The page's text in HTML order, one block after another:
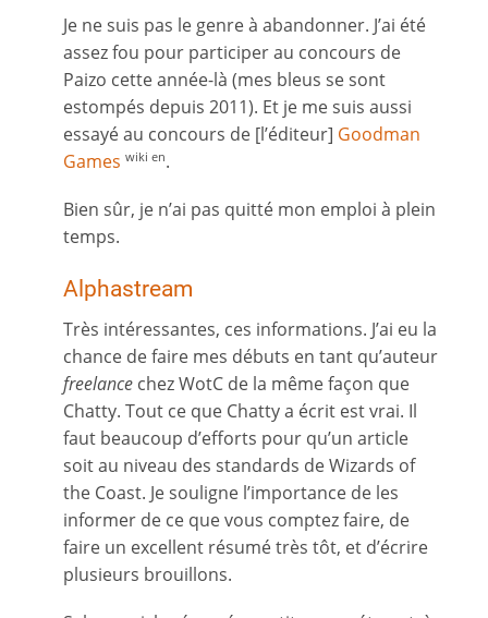
Je ne suis pas le genre à abandonner. J’ai été
assez fou pour participer au concours de
Paizo cette année-là (mes bleus se sont
estompés depuis 2011). Et je me suis aussi
essayé au concours de [l’éditeur] Goodman
Games wiki en.
Bien sûr, je n’ai pas quitté mon emploi à plein
temps.
Alphastream
Très intéressantes, ces informations. J’ai eu la
chance de faire mes débuts en tant qu’auteur
freelance chez WotC de la même façon que
Chatty. Tout ce que Chatty a écrit est vrai. Il
faut beaucoup d’efforts pour qu’un article
soit au niveau des standards de Wizards of
the Coast. Je souligne l’importance de les
informer de ce que vous comptez faire, de
faire un excellent résumé très tôt, et d’écrire
plusieurs brouillons.